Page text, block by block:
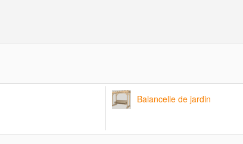
Balancelle de jardin